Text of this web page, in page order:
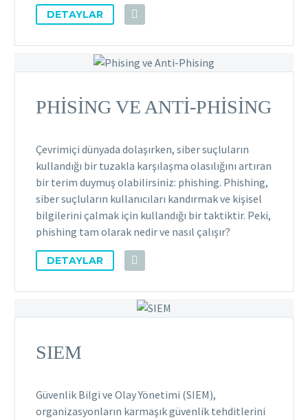
DETAYLAR
PHISING VE ANTI-PHISING
Çevrimiçi dünyada dolaşırken, siber suçluların
kullandığı bir tuzakla karşılaşma olasılığını artıran
bir terim duymuş olabilirsiniz: phishing. Phishing,
siber suçluların kullanıcıları kandırmak ve kişisel
bilgilerini çalmak için kullandığı bir taktiktir. Peki,
phishing tam olarak nedir ve nasıl çalışır?
DETAYLAR
SIEM
Güvenlik Bilgi ve Olay Yönetimi (SIEM),
organizasyonların karmaşık güvenlik tehditlerini